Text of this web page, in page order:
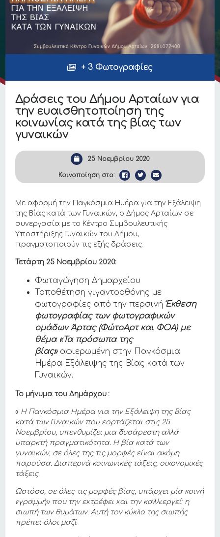
+ 3 Φωτογραφίες
Δράσεις του Δήμου Αρταίων για
την ευαισθητοποίηση της
κοινωνίας κατά της βίας των
γυναικών
25 Νοεμβρίου 2020
Κοινοποίηση στο:
Με αφορμή την Παγκόσμια Ημέρα για την Εξάλειψη
της Βίας κατά των Γυναικών, ο Δήμος Αρταίων σε
συνεργασία με το Κέντρο Συμβουλευτικής
Υποστήριξης Γυναικών του Δήμου,
πραγματοποιούν τις εξής δράσεις:
Τετάρτη 25 Νοεμβρίου 2020:
Φωταγώγηση Δημαρχείου
Τοποθέτηση γιγαντοοθόνης με
φωτογραφίες από την περσινήΈκθεση
φωτογραφίας των φωτογραφικών
ομάδων Άρτας (ΦώτοΑρτ και ΦΟΑ) με
θέμα «Τα πρόσωπα της
βίας» αφιερωμένη στην Παγκόσμια
Ημέρα Εξάλειψης της Βίας κατά των
Γυναικών.
Το μήνυμα του Δημάρχου :
« Η Παγκόσμια Ημέρα για την Εξάλειψη της Βίας
κατά των Γυναικών που εορτάζεται στις 25
Νοεμβρίου, υπενθυμίζει μια δυσάρεστη αλλά
υπαρκτή πραγματικότητα. Η βία κατά των
γυναικών, σε όλες της τις μορφές είναι ακόμη
παρούσα. Διαπερνά κοινωνικές τάξεις, οικονομικές
τάξεις.
Ωστόσο, σε όλες τις μορφές βίας, υπάρχει μία κοινή
«γραμμή» που την εκτρέφει και την καλλιεργεί: η
σιωπή των θυμάτων. Αυτή τον κύκλο της σιωπής
πρέπει όλοι μαζί